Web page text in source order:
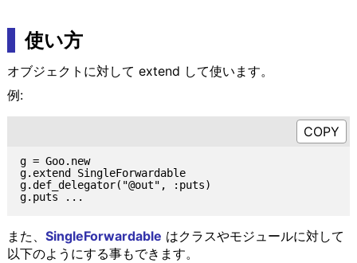
使い方
オブジェクトに対して extend して使います。
例:
g = Goo.new
g.extend SingleForwardable
g.def_delegator("@out", :puts)
また、 SingleForwardable はクラスやモジュールに対して
以下のようにする事もできます。